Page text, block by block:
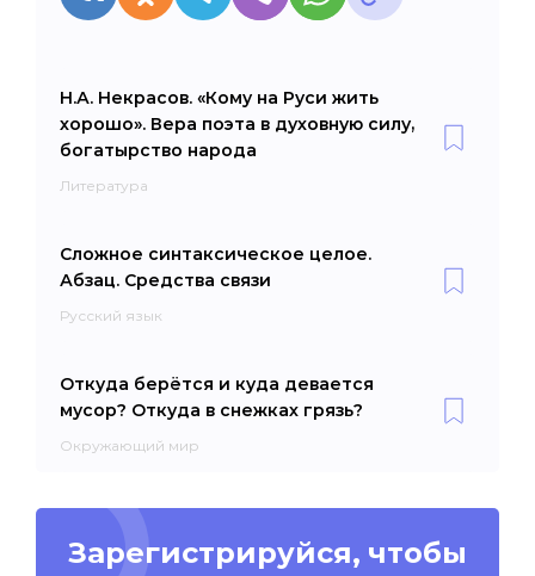
Н.А. Некрасов. «Кому на Руси жить
хорошо». Вера поэта в духовную силу,
богатырство народа
Литература
Сложное синтаксическое целое.
Абзац. Средства связи
Русский язык
Откуда берётся и куда девается
мусор? Откуда в снежках грязь?
Окружающий мир
Зарегистрируйся, чтобы